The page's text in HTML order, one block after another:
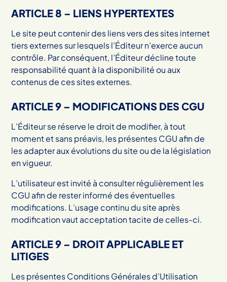
ARTICLE 8 – LIENS HYPERTEXTES
Le site peut contenir des liens vers des sites internet
tiers externes sur lesquels l’Éditeur n’exerce aucun
contrôle. Par conséquent, l’Éditeur décline toute
responsabilité quant à la disponibilité ou aux
contenus de ces sites externes.
ARTICLE 9 – MODIFICATIONS DES CGU
L’Éditeur se réserve le droit de modifier, à tout
moment et sans préavis, les présentes CGU afin de
les adapter aux évolutions du site ou de la législation
en vigueur.
L’utilisateur est invité à consulter régulièrement les
CGU afin de rester informé des éventuelles
modifications. L’usage continu du site après
modification vaut acceptation tacite de celles-ci.
ARTICLE 9 – DROIT APPLICABLE ET
LITIGES
Les présentes Conditions Générales d’Utilisation